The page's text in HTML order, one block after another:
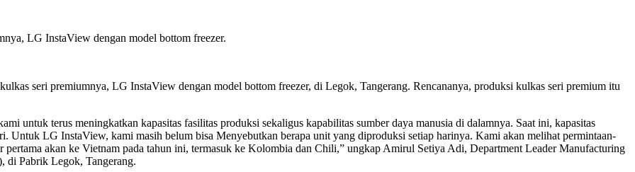
LG InstaView dengan model bottom freezer.
seri premiumnya, LG InstaView dengan model bottom freezer, di Legok, Tangerang. Rencananya, produksi kulkas seri premium itu
untuk terus meningkatkan kapasitas fasilitas produksi sekaligus kapabilitas sumber daya manusia di dalamnya. Saat ini, kapasitas
Untuk LG InstaView, kami masih belum bisa Menyebutkan berapa unit yang diproduksi setiap harinya. Kami akan melihat permintaan-
pertama akan ke Vietnam pada tahun ini, termasuk ke Kolombia dan Chili,” ungkap Amirul Setiya Adi, Department Leader Manufacturing
di Pabrik Legok, Tangerang.